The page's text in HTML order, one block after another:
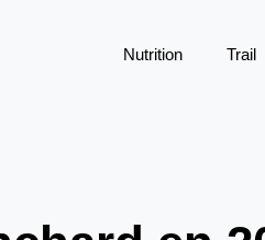
Nutrition Trail